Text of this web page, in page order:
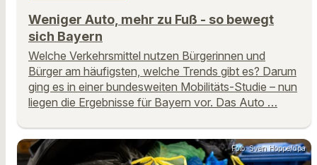
Weniger Auto, mehr zu Fuß - so bewegt
sich Bayern
Welche Verkehrsmittel nutzen Bürgerinnen und
Bürger am häufigsten, welche Trends gibt es? Darum
ging es in einer bundesweiten Mobilitäts-Studie – nun
liegen die Ergebnisse für Bayern vor. Das Auto …
Foto: Sven Hoppe/dpa